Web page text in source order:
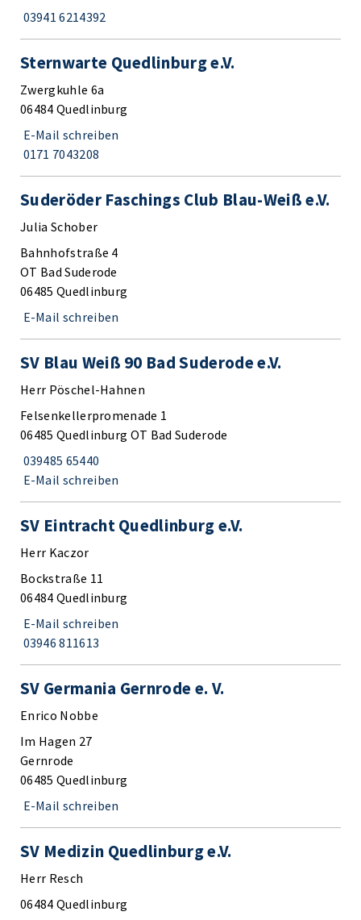
03941 6214392
Sternwarte Quedlinburg e.V.
Zwergkuhle 6a
06484 Quedlinburg
E-Mail schreiben
0171 7043208
Suderöder Faschings Club Blau-Weiß e.V.
Julia Schober
Bahnhofstraße 4
OT Bad Suderode
06485 Quedlinburg
E-Mail schreiben
SV Blau Weiß 90 Bad Suderode e.V.
Herr Pöschel-Hahnen
Felsenkellerpromenade 1
06485 Quedlinburg OT Bad Suderode
039485 65440
E-Mail schreiben
SV Eintracht Quedlinburg e.V.
Herr Kaczor
Bockstraße 11
06484 Quedlinburg
E-Mail schreiben
03946 811613
SV Germania Gernrode e. V.
Enrico Nobbe
Im Hagen 27
Gernrode
06485 Quedlinburg
E-Mail schreiben
SV Medizin Quedlinburg e.V.
Herr Resch
06484 Quedlinburg